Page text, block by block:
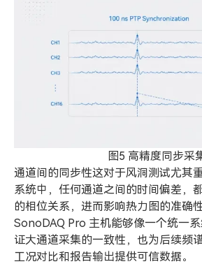
图5 高精度同步采
通道间的同步性这对于风洞测试尤其
系统中，任何通道之间的时间偏差，
的相位关系，进而影响热力图的准确
SonoDAQ Pro 主机能够像一个统一
证大通道采集的一致性，也为后续频
工况对比和报告输出提供可信数据。